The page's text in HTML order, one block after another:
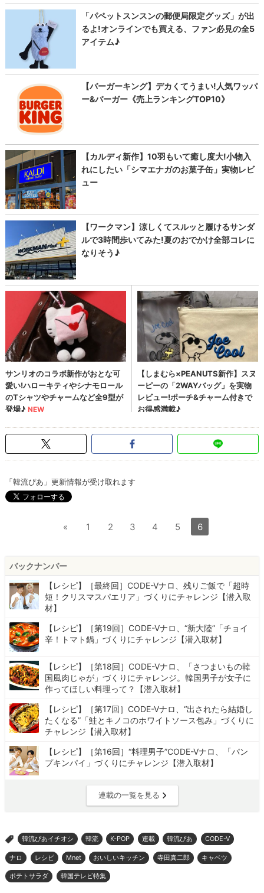
「韓流ぴあ」更新情報が受け取れます
« 1 2 3 4 5 6
バックナンバー
【レシピ】［最終回］CODE-Vナロ、残りご飯で「超時
短！クリスマスパエリア」づくりにチャレンジ【潜入取
材】
【レシピ】［第19回］CODE-Vナロ、“新大陸”「チョイ
辛！トマト鍋」づくりにチャレンジ【潜入取材】
【レシピ】［第18回］CODE-Vナロ、「さつまいもの韓
国風肉じゃが」づくりにチャレンジ。韓国男子が女子に
作ってほしい料理って？【潜入取材】
【レシピ】［第17回］CODE-Vナロ、“出されたら結婚し
たくなる”「鮭とキノコのホワイトソース包み」づくりに
チャレンジ【潜入取材】
【レシピ】［第16回］“料理男子”CODE-Vナロ、「パン
プキンパイ」づくりにチャレンジ【潜入取材】
連載の一覧を見る
> 韓流ぴあイチオシ 韓流 K-POP 連載 韓流ぴあ CODE-V
ナロ レシピ Mnet おいしいキッチン 寺田真二郎 キャベツ
ポテトサラダ 韓国テレビ特集